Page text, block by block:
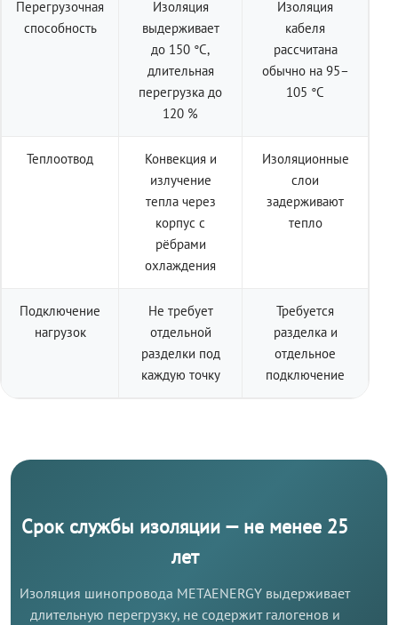
Перегрузочная
способность
Изоляция
выдерживает
до 150 °C,
длительная
перегрузка до
120 %
Изоляция
кабеля
рассчитана
обычно на 95–
105 °C
Теплоотвод
Конвекция и
излучение
тепла через
корпус с
рёбрами
охлаждения
Изоляционные
слои
задерживают
тепло
Подключение
нагрузок
Не требует
отдельной
разделки под
каждую точку
Требуется
разделка и
отдельное
подключение
Срок службы изоляции — не менее 25
лет
Изоляция шинопровода METAENERGY выдерживает
длительную перегрузку, не содержит галогенов и